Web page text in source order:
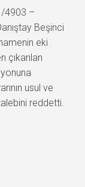
4903 –
Beşinci
eki
çıkarılan
usul ve
reddetti.